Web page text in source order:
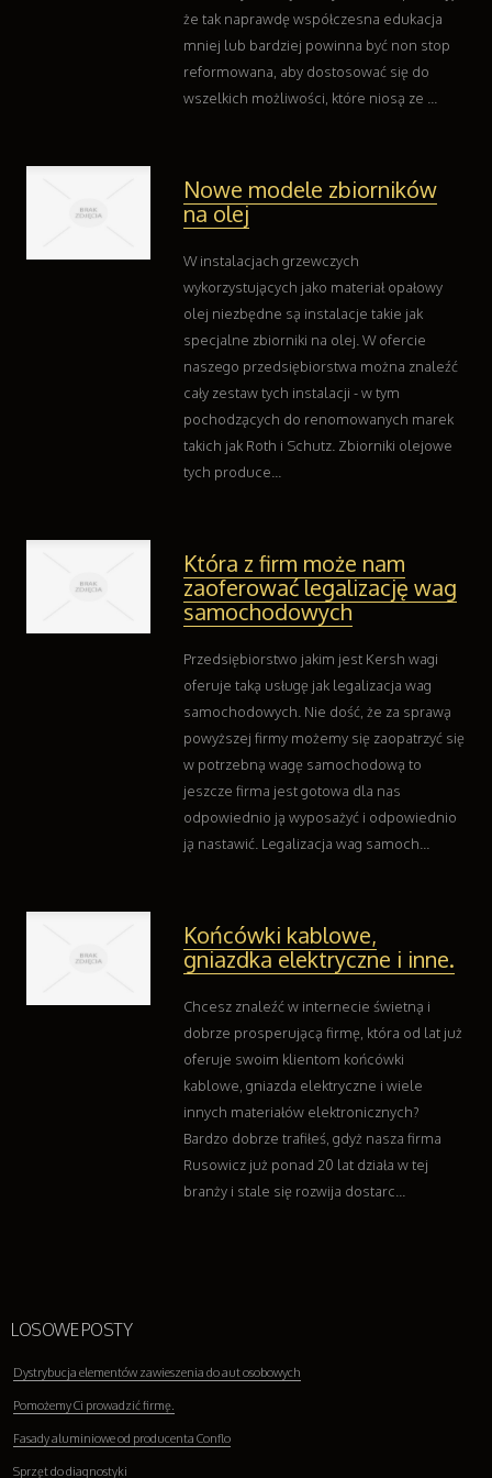
Oprogramowanie
Kontakt
że tak naprawdę współczesna edukacja
mniej lub bardziej powinna być non stop
reformowana, aby dostosować się do
wszelkich możliwości, które niosą ze ...
Nowe modele zbiorników
na olej
W instalacjach grzewczych
wykorzystujących jako materiał opałowy
olej niezbędne są instalacje takie jak
specjalne zbiorniki na olej. W ofercie
naszego przedsiębiorstwa można znaleźć
cały zestaw tych instalacji - w tym
pochodzących do renomowanych marek
takich jak Roth i Schutz. Zbiorniki olejowe
tych produce...
Która z firm może nam
zaoferować legalizację wag
samochodowych
Przedsiębiorstwo jakim jest Kersh wagi
oferuje taką usługę jak legalizacja wag
samochodowych. Nie dość, że za sprawą
powyższej firmy możemy się zaopatrzyć się
w potrzebną wagę samochodową to
jeszcze firma jest gotowa dla nas
odpowiednio ją wyposażyć i odpowiednio
ją nastawić. Legalizacja wag samoch...
Końcówki kablowe,
gniazdka elektryczne i inne.
Chcesz znaleźć w internecie świetną i
dobrze prosperującą firmę, która od lat już
oferuje swoim klientom końcówki
kablowe, gniazda elektryczne i wiele
innych materiałów elektronicznych?
Bardzo dobrze trafiłeś, gdyż nasza firma
Rusowicz już ponad 20 lat działa w tej
branży i stale się rozwija dostarc...
LOSOWE POSTY
Dystrybucja elementów zawieszenia do aut osobowych
Pomożemy Ci prowadzić firmę.
Fasady aluminiowe od producenta Conflo
Sprzęt do diagnostyki